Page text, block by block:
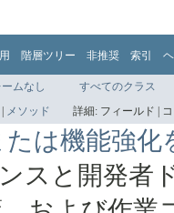
階層ツリー 非推奨 索引
ムなし
すべてのクラス
メソッド 詳細: フィールド |
は機能強化
スと開発者